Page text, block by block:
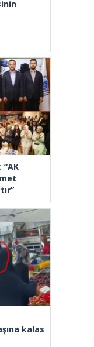
kalas